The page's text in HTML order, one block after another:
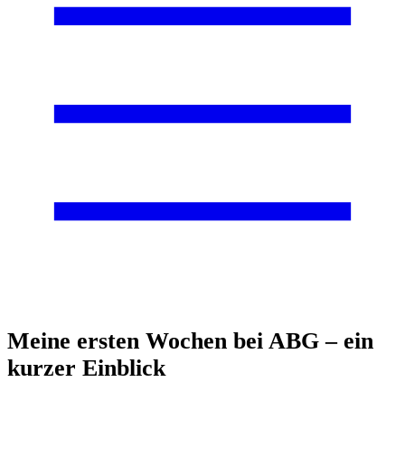
Meine ersten Wochen bei ABG – ein
kurzer Einblick